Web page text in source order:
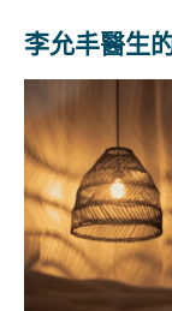
李允丰醫生